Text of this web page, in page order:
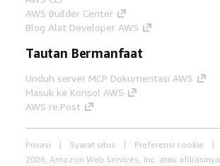
AWS Builder Center
Blog Alat Developer AWS
Tautan Bermanfaat
Unduh server MCP Dokumentasi AWS
Masuk ke Konsol AWS
AWS re:Post
Privasi Syarat situs Preferensi cookie
2026, Amazon Web Services, Inc. atau afiliasinya.